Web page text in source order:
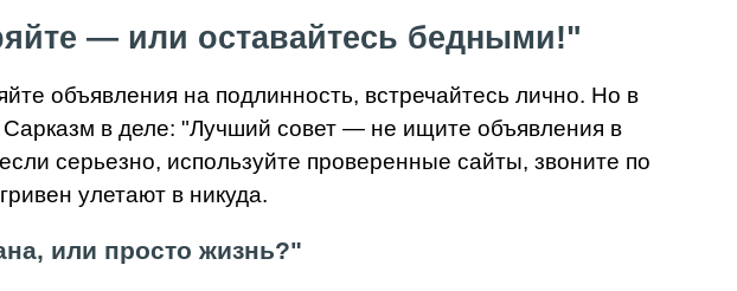
— или оставайтесь бедными!"
объявления на подлинность, встречайтесь лично. Но в
в деле: "Лучший совет — не ищите объявления в
серьезно, используйте проверенные сайты, звоните по
улетают в никуда.
или просто жизнь?"